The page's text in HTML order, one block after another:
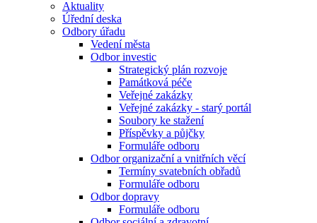
Aktuality
Úřední deska
Odbory úřadu
Vedení města
Odbor investic
Strategický plán rozvoje
Památková péče
Veřejné zakázky
Veřejné zakázky - starý portál
Soubory ke stažení
Příspěvky a půjčky
Formuláře odboru
Odbor organizační a vnitřních věcí
Termíny svatebních obřadů
Formuláře odboru
Odbor dopravy
Formuláře odboru